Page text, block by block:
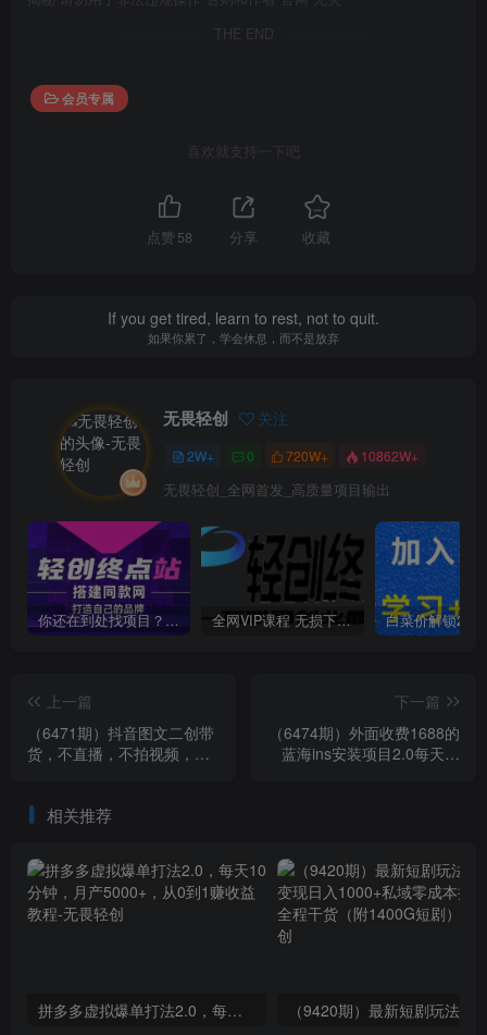
THE END
会员专属
喜欢就支持一下吧
点赞 58 分享 收藏
If you get tired, learn to rest, not to quit.
如果你累了，学会休息，而不是放弃
无畏轻创 关注
2W+ 0 720W+ 10862W+
无畏轻创_全网首发_高质量项目输出
你还在到处找项目？还在当韭菜？我靠卖项目一个月收入5万+，曾经我也是个失败者。 全网VIP课程 无损下载~
上一篇
（6471期）抖音图文二创带
货，不直播，不拍视频，不
下一篇
（6474期）外面收费1688的
蓝海ins安装项目2.0每天轻
相关推荐
拼多多虚拟爆单打法2.0，每天10分钟，月产5000+，从0到1赚收益教程